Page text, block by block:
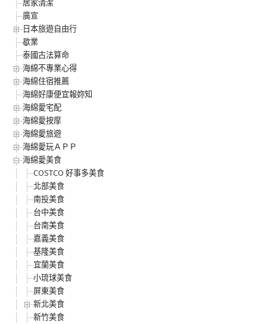
居家清潔
廣宣
日本旅遊自由行
歇業
泰國古法算命
海綿不專業心得
海綿住宿推薦
海綿好康便宜報妳知
海綿愛宅配
海綿愛按摩
海綿愛旅遊
海綿愛玩ＡＰＰ
海綿愛美食
COSTCO 好事多美食
北部美食
南投美食
台中美食
台南美食
嘉義美食
基隆美食
宜蘭美食
小琉球美食
屏東美食
新北美食
新竹美食